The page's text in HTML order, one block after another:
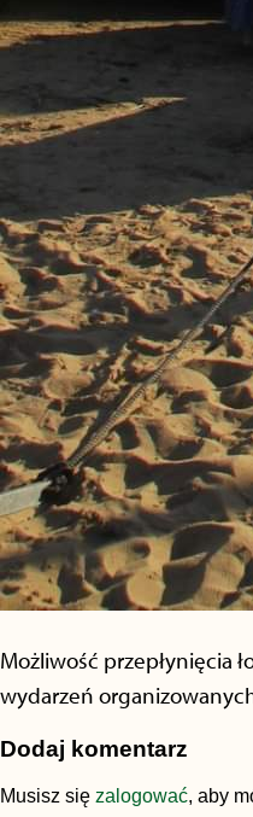
Możliwość przepłynięcia
wydarzeń
Dodaj komentarz
Musisz się zalogować, aby